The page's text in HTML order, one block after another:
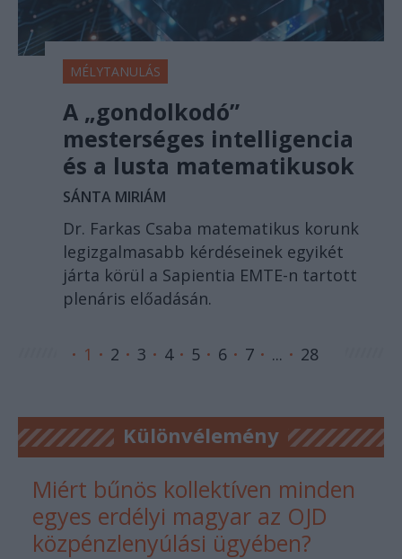
MÉLYTANULÁS
A „gondolkodó”
mesterséges intelligencia
és a lusta matematikusok
SÁNTA MIRIÁM
Dr. Farkas Csaba matematikus korunk
legizgalmasabb kérdéseinek egyikét
járta körül a Sapientia EMTE-n tartott
plenáris előadásán.
1 2 3 4 5 6 7 ... 28
Különvélemény
Miért bűnös kollektíven minden
egyes erdélyi magyar az OJD
közpénzlenyúlási ügyében?